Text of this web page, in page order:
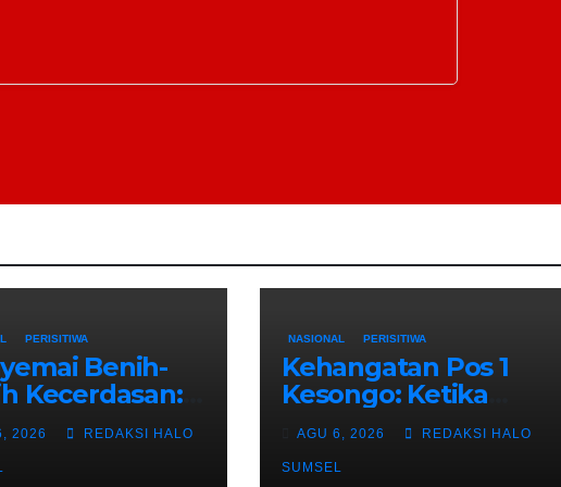
PERISITIWA
Benih-
Kecerdasan:
Satgas
129
2026 REDAKSI HALO
NASIONAL PERISITIWA
Kehangatan Pos 1
Kesongo: Ketika
Satgas TMMD 129
Bojonegoro dan
Warga Menyatu
AGU 6, 2026 REDAKSI HALO
SUMSEL